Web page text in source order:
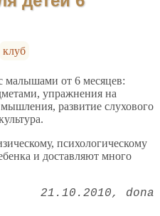
клуб
малышами от 6 месяцев:
упражнения на
развитие слухового
психологическому
и доставляют много
21.10.2010 dona